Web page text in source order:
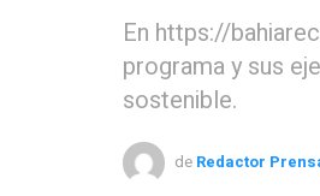
En https://
programa y sus
sostenible.
de Redactor